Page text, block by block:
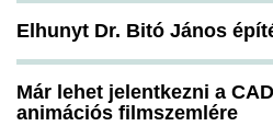
Elhunyt Dr. Bitó János
Már lehet jelentkezni a
animációs filmszemlére